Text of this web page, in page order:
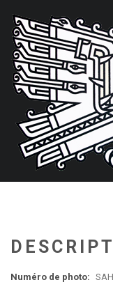
Numéro de photo: